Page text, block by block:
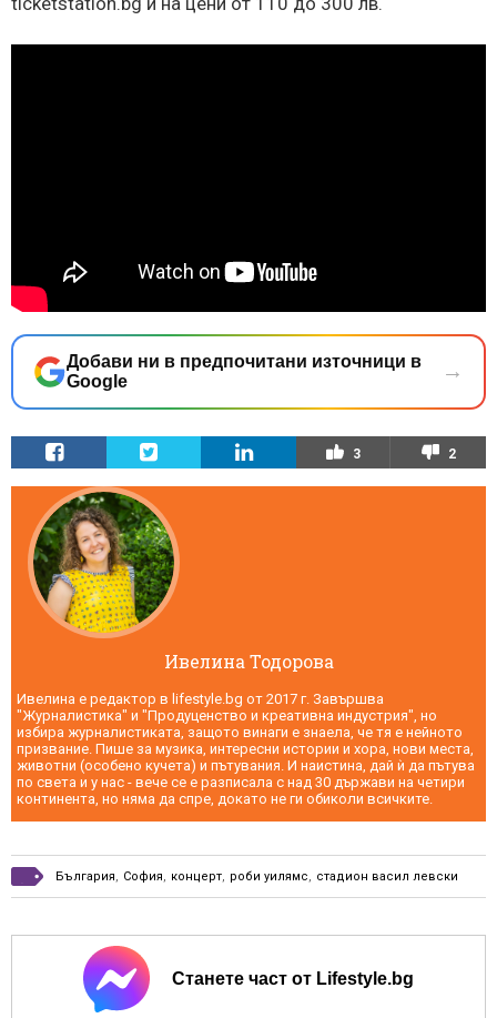
Добави ни в предпочитани източници в
Google
→
3 2
Ивелина Тодорова
Ивелина е редактор в lifestyle.bg от 2017 г. Завършва
"Журналистика" и "Продуценство и креативна индустрия", но
избира журналистиката, защото винаги е знаела, че тя е нейното
призвание. Пише за музика, интересни истории и хора, нови места,
животни (особено кучета) и пътувания. И наистина, дай ѝ да пътува
по света и у нас - вече се е разписала с над 30 държави на четири
континента, но няма да спре, докато не ги обиколи всичките.
България, София, концерт, роби уилямс, стадион васил левски
Станете част от Lifestyle.bg